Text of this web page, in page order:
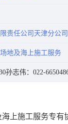
责任公司天津分公司
地及海上施工服务
孙志伟：022-
上施工服务专有